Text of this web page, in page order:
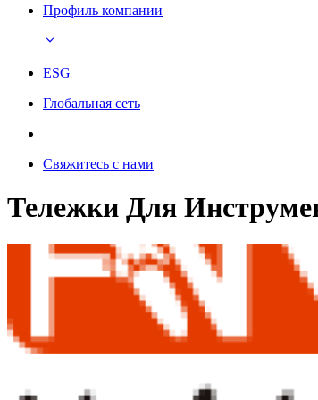
Профиль компании
ESG
Глобальная сеть
Свяжитесь с нами
Тележки Для